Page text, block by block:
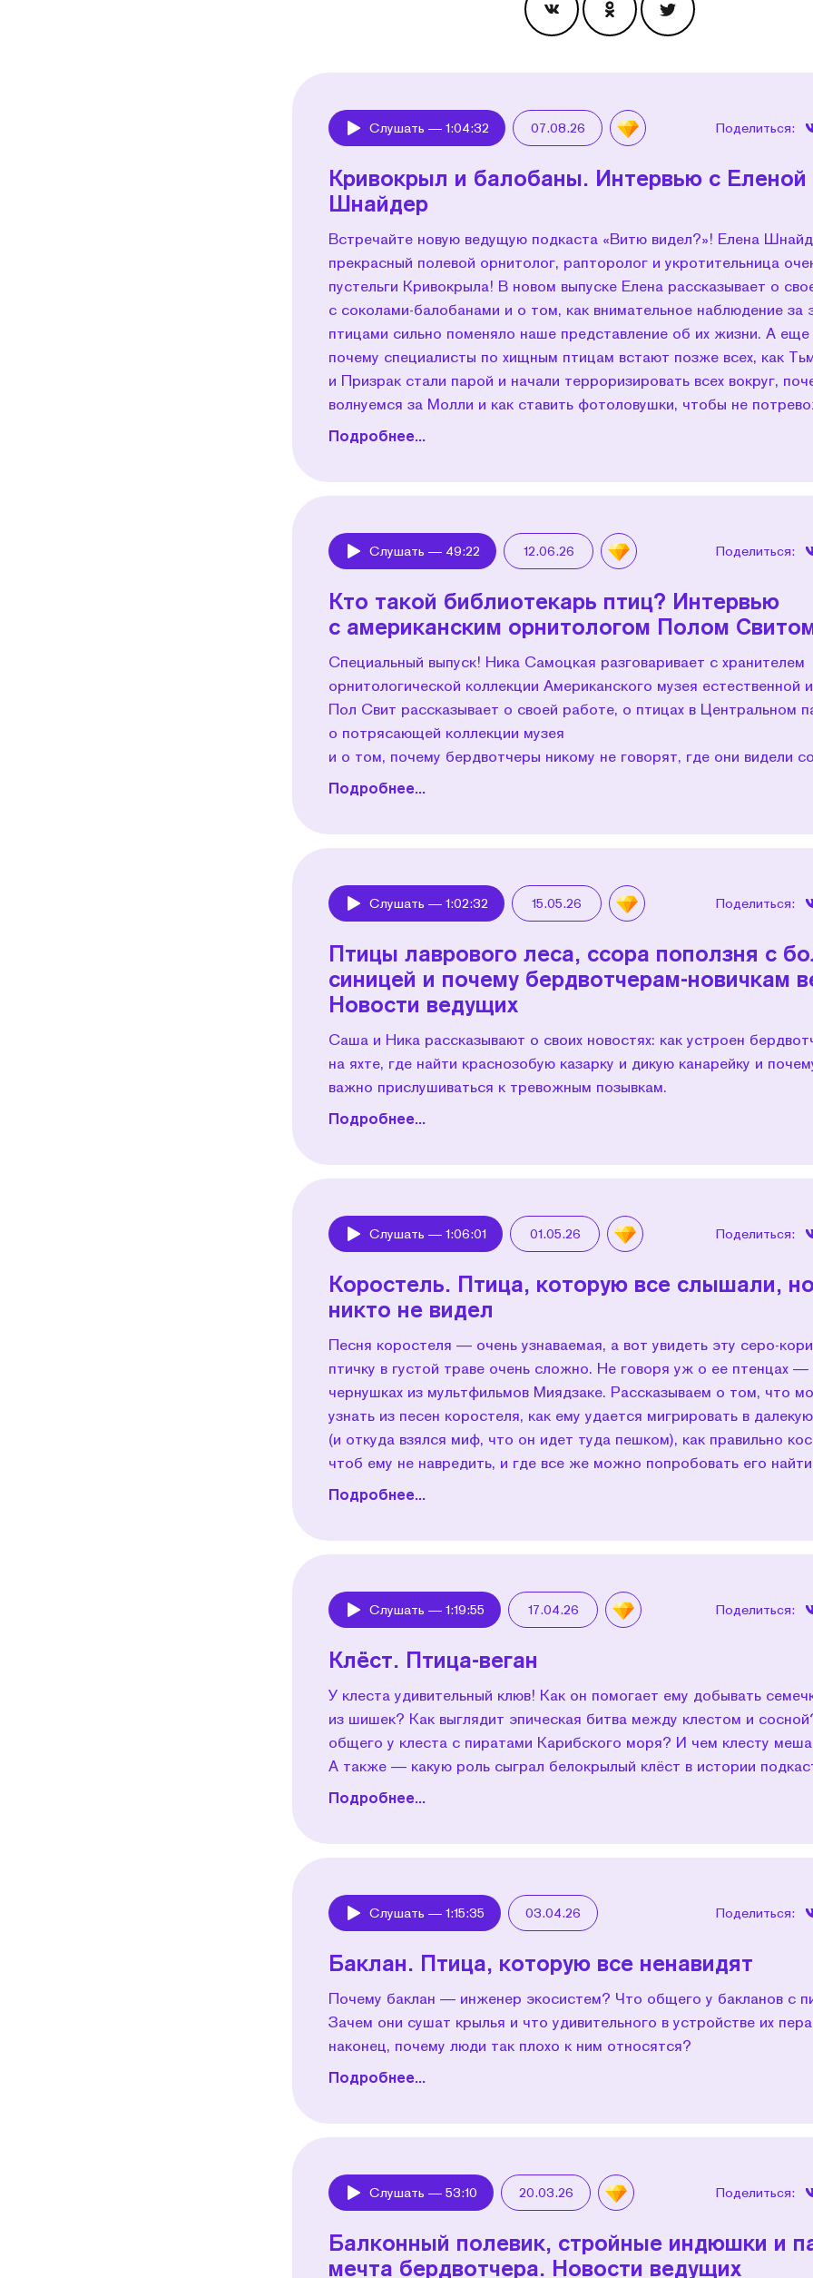
Play
Слушать — 1:04:32 07.08.26 Поделиться:
Кривокрыл и балобаны. Интервью с Еленой
Шнайдер
Встречайте новую ведущую подкаста «Витю видел?»! Елена
прекрасный полевой орнитолог, рапторолог и укротительница
пустельги Кривокрыла! В новом выпуске Елена рассказывает о
с соколами-балобанами и о том, как внимательное наблюдение за
птицами сильно поменяло наше представление об их жизни. А
почему специалисты по хищным птицам встают позже всех, как
и Призрак стали парой и начали терроризировать всех вокруг,
волнуемся за Молли и как ставить фотоловушки, чтобы не
Подробнее...
Play
Слушать — 49:22 12.06.26 Поделиться:
Кто такой библиотекарь птиц? Интервью
с американским орнитологом Полом
Специальный выпуск! Ника Самоцкая разговаривает с хранителем
орнитологической коллекции Американского музея естественной
Пол Свит рассказывает о своей работе, о птицах в Центральном
о потрясающей коллекции музея
и о том, почему бердвотчеры никому не говорят, где они видели
Подробнее...
Play
Слушать — 1:02:32 15.05.26 Поделиться:
Птицы лаврового леса, ссора поползня с
синицей и почему бердвотчерам-новичкам
Новости ведущих
Саша и Ника рассказывают о своих новостях: как устроен
на яхте, где найти краснозобую казарку и дикую канарейку и
важно прислушиваться к тревожным позывкам.
Подробнее...
Play
Слушать — 1:06:01 01.05.26 Поделиться:
Коростель. Птица, которую все слышали,
никто не видел
Песня коростеля — очень узнаваемая, а вот увидеть эту серо-
птичку в густой траве очень сложно. Не говоря уж о ее птенцах —
чернушках из мультфильмов Миядзаке. Рассказываем о том, что
узнать из песен коростеля, как ему удается мигрировать в
(и откуда взялся миф, что он идет туда пешком), как правильно
чтоб ему не навредить, и где все же можно попробовать его
Подробнее...
Play
Слушать — 1:19:55 17.04.26 Поделиться:
Клёст. Птица-веган
У клеста удивительный клюв! Как он помогает ему добывать
из шишек? Как выглядит эпическая битва между клестом и
общего у клеста с пиратами Карибского моря? И чем клесту
А также — какую роль сыграл белокрылый клёст в истории
Подробнее...
Play
Слушать — 1:15:35 03.04.26 Поделиться:
Баклан. Птица, которую все ненавидят
Почему баклан — инженер экосистем? Что общего у бакланов с
Зачем они сушат крылья и что удивительного в устройстве их
наконец, почему люди так плохо к ним относятся?
Подробнее...
Play
Слушать — 53:10 20.03.26 Поделиться:
Балконный полевик, стройные индюшки и
мечта бердвотчера. Новости ведущих